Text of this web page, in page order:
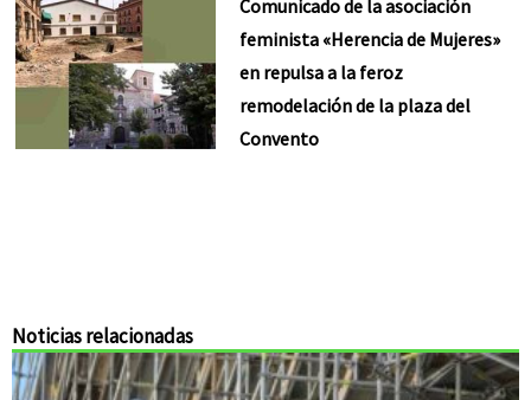
Comunicado de la asociación
feminista «Herencia de Mujeres»
en repulsa a la feroz
remodelación de la plaza del
Convento
Noticias relacionadas